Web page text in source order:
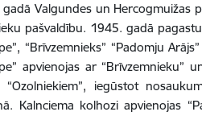
gadā Valgundes un Hercogmuižas
pašvaldību. 1945. gadā
“Brīvzemnieks” “Padomju
apvienojas ar “Brīvzemnieku”
“Ozolniekiem”, iegūstot
Kalnciema kolhozi apvienojas